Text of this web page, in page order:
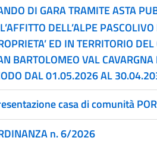
DI GARA TRAMITE ASTA
DELL’ALPE
ED IN TERRITORIO
BARTOLOMEO VAL CAVARGNA
DAL 01.05.2026 AL
casa di comunità
n. 6/2026